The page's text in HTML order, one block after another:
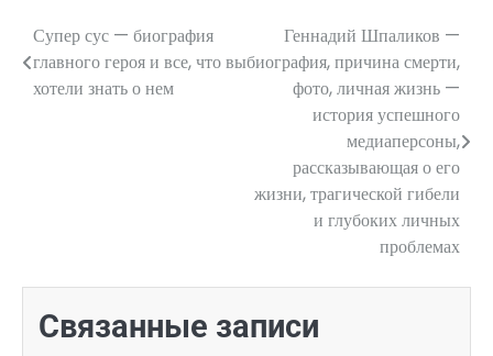
Навигация
по
Супер сус — биография
главного героя и все, что вы
хотели знать о нем
Геннадий Шпаликов —
биография, причина смерти,
фото, личная жизнь —
история успешного
медиаперсоны,
рассказывающая о его
жизни, трагической гибели
и глубоких личных
проблемах
Связанные записи